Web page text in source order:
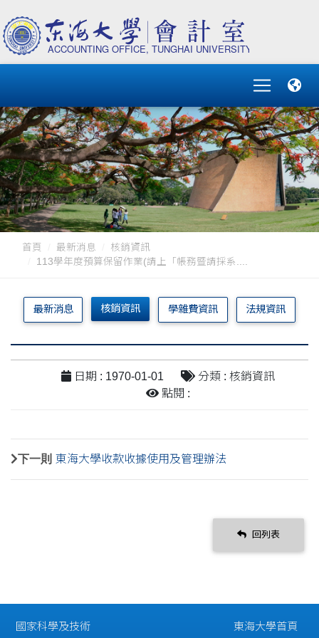
首頁 最新消息
核銷資訊
113學年度預算保留作業(請上「帳務暨請採系....
最新消息 核銷資訊 學雜費資訊 法規資訊
日期 : 1970-01-01
分類 : 核銷資訊
點閱 :
下一則 東海大學收款收據使用及管理辦法
回列表
國家科學及技術
東海大學首頁